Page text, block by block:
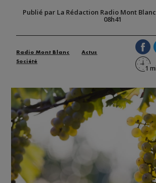
Publié par La Rédaction Radio Mont Blanc
08h41
Radio Mont Blanc
Actus
Société